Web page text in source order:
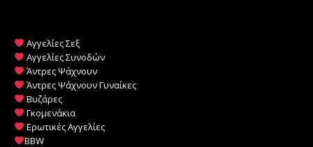
Αγγελίες Σεξ
Αγγελίες Συνοδών
Άντρες Ψάχνουν
Άντρες Ψάχνουν Γυναίκες
Βυζάρες
Γκομενάκια
Ερωτικές Αγγελίες
BBW